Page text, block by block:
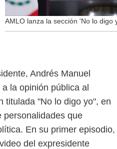
AMLO lanza la sección 'No lo digo
Andrés Manuel
la opinión pública al
titulada "No lo digo yo", en
personalidades que
En su primer episodio,
del expresidente